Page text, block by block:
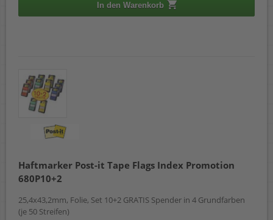
In den Warenkorb
Haftmarker Post-it Tape Flags Index Promotion
680P10+2
25,4x43,2mm, Folie, Set 10+2 GRATIS Spender in 4 Grundfarben
(je 50 Streifen)